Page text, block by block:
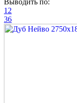
Выводить по:
12
36